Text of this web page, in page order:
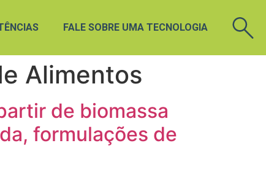
FALE SOBRE UMA TECNOLOGIA
Alimentos
de biomassa
formulações de